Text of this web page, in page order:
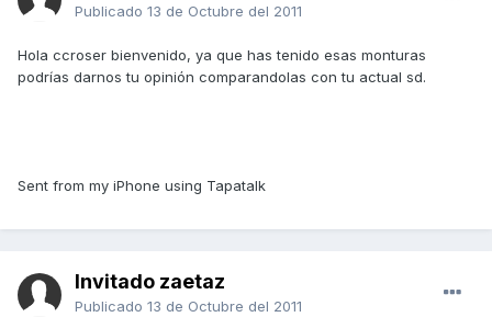
Publicado 13 de Octubre del 2011
Hola ccroser bienvenido, ya que has tenido esas monturas
podrías darnos tu opinión comparandolas con tu actual sd.
Sent from my iPhone using Tapatalk
Invitado zaetaz
Publicado 13 de Octubre del 2011